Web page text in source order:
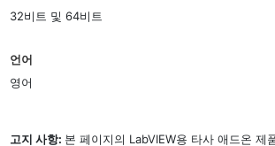
32비트 및 64비트
언어
영어
고지 사항: 본 페이지의 LabVIEW용 타사 애드온 제